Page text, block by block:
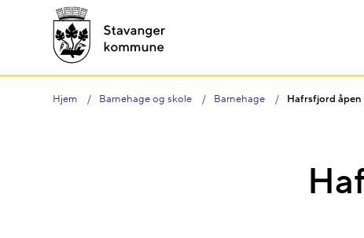
Hjem Barnehage og skole Barnehage Hafrsfjord